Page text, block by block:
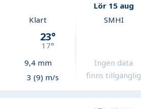
Lör 15 aug
Klart
23°
17°
9,4mm
3 (9) m/s
SMHI
Ingen data
finns tillgänglig